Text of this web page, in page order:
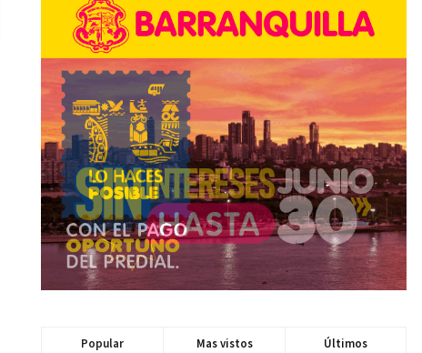
Popular Mas vistos Últimos